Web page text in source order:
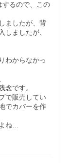
るので、この
ましたが、背
しましたが、
わからなかっ
念です。
で販売してい
でカバーを作
ね…